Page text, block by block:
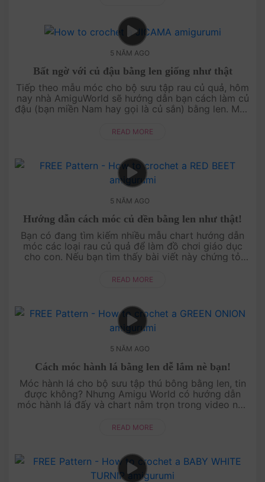
5 NĂM AGO
Bất ngờ với củ đậu bằng len giống như thật
Tiếp theo mẫu móc cho bộ sưu tập rau củ quả, hôm
nay nhà AmiguWorld sẽ hướng dẫn bạn cách làm củ
đậu (bạn miền Nam hay gọi là củ sắn) bằng len. Mẫu
READ MORE
5 NĂM AGO
Hướng dẫn cách móc củ dền bằng len như thật!
Bạn có đang tìm kiếm nhiều mẫu chart hướng dẫn
móc các loại rau củ quả để làm đồ chơi giáo dục
cho con. Nếu bạn tìm thấy bài viết này chứng tỏ
READ MORE
5 NĂM AGO
Cách móc hành lá bằng len dễ lắm nè bạn!
Móc hành lá cho bộ sưu tập thú bông bằng len, tin
được không? Nhưng Amigu World có hướng dẫn
móc hành lá đấy và chart nằm trọn trong video này
b....
READ MORE